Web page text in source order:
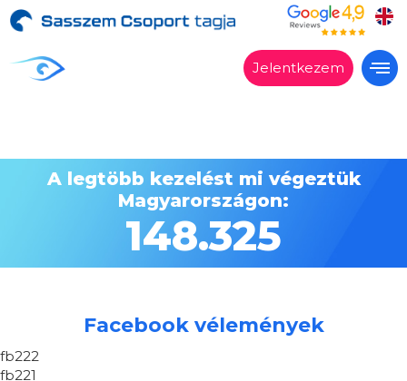
Jelentkezem
Árak
Miért a Sasszemklinika?
Szakrendelés
A legtöbb kezelést mi végeztük
Magyarországon:
148.325
Facebook vélemények
fb222
fb221